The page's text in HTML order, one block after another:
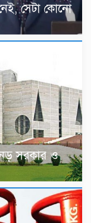
সেটা কোনো
সরকার ও